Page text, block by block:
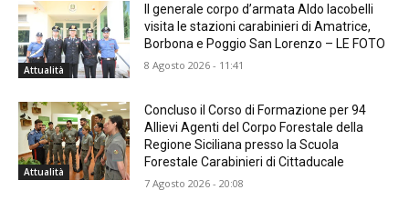
Attualità
Il generale corpo d’armata Aldo Iacobelli
visita le stazioni carabinieri di Amatrice,
Borbona e Poggio San Lorenzo – LE FOTO
8 Agosto 2026 - 11:41
Attualità
Concluso il Corso di Formazione per 94
Allievi Agenti del Corpo Forestale della
Regione Siciliana presso la Scuola
Forestale Carabinieri di Cittaducale
7 Agosto 2026 - 20:08